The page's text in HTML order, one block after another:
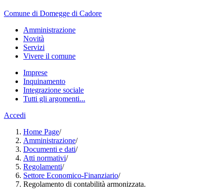
Comune di Domegge di Cadore
Amministrazione
Novità
Servizi
Vivere il comune
Imprese
Inquinamento
Integrazione sociale
Tutti gli argomenti...
Accedi
Home Page/
Amministrazione/
Documenti e dati/
Atti normativi/
Regolamenti/
Settore Economico-Finanziario/
Regolamento di contabilità armonizzata.